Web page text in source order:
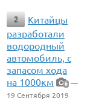
2
Китайцы
разработали
водородный
автомобиль, с
запасом хода
на 1000км
6 —
19 Сентября 2019